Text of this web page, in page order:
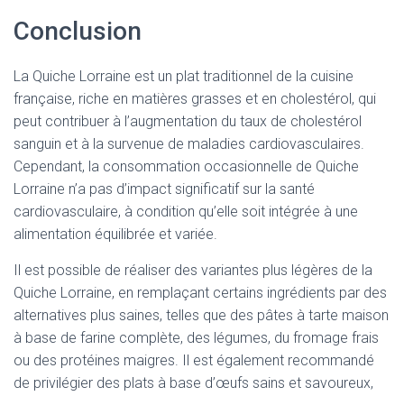
Conclusion
La Quiche Lorraine est un plat traditionnel de la cuisine
française, riche en matières grasses et en cholestérol, qui
peut contribuer à l’augmentation du taux de cholestérol
sanguin et à la survenue de maladies cardiovasculaires.
Cependant, la consommation occasionnelle de Quiche
Lorraine n’a pas d’impact significatif sur la santé
cardiovasculaire, à condition qu’elle soit intégrée à une
alimentation équilibrée et variée.
Il est possible de réaliser des variantes plus légères de la
Quiche Lorraine, en remplaçant certains ingrédients par des
alternatives plus saines, telles que des pâtes à tarte maison
à base de farine complète, des légumes, du fromage frais
ou des protéines maigres. Il est également recommandé
de privilégier des plats à base d’œufs sains et savoureux,